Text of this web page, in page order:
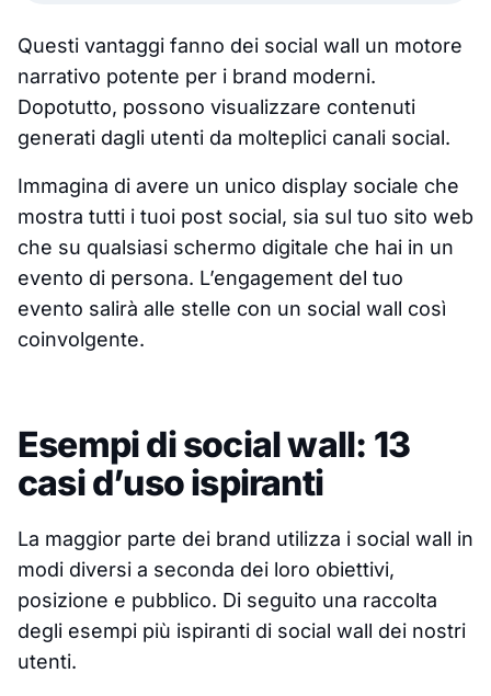
Questi vantaggi fanno dei social wall un motore
narrativo potente per i brand moderni.
Dopotutto, possono visualizzare contenuti
generati dagli utenti da molteplici canali social.
Immagina di avere un unico display sociale che
mostra tutti i tuoi post social, sia sul tuo sito web
che su qualsiasi schermo digitale che hai in un
evento di persona. L’engagement del tuo
evento salirà alle stelle con un social wall così
coinvolgente.
Esempi di social wall: 13
casi d’uso ispiranti
La maggior parte dei brand utilizza i social wall in
modi diversi a seconda dei loro obiettivi,
posizione e pubblico. Di seguito una raccolta
degli esempi più ispiranti di social wall dei nostri
utenti.